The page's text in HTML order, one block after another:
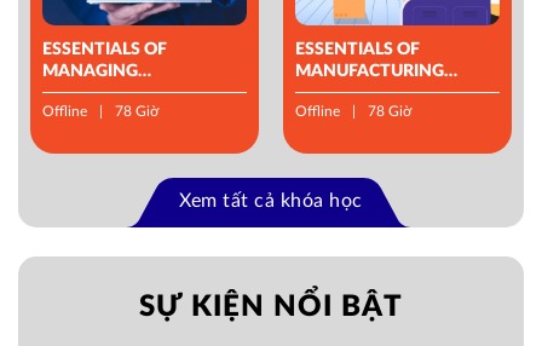
ESSENTIALS OF
MANAGING
OPERATIONS
Offline 78 Giờ
ESSENTIALS OF
MANUFACTURING
MANAGEMENT
Offline 78 Giờ
Xem tất cả khóa học
SỰ KIỆN NỔI BẬT